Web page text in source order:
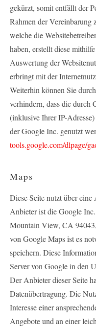
gekürzt, somit entfällt der
Rahmen der Vereinbarung
welche die
haben, erstellt diese
Auswertung der
erbringt mit der
Weiterhin können Sie
verhindern, dass die durch
(inklusive Ihrer IP-
der Google Inc. genutzt
tools.google.com/dlpage/
Maps
Diese Seite nutzt über
Anbieter ist die Google
Mountain View, CA
von Google Maps ist es
speichern. Diese
Server von Google in den
Der Anbieter dieser Seite
Datenübertragung. Die
Interesse einer
Angebote und an einer